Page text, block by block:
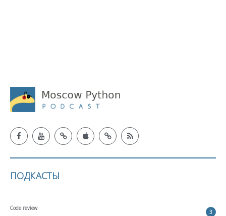
ПОДКАСТЫ
Code review
3